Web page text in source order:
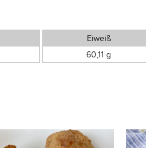
Eiweiß
60,11 g